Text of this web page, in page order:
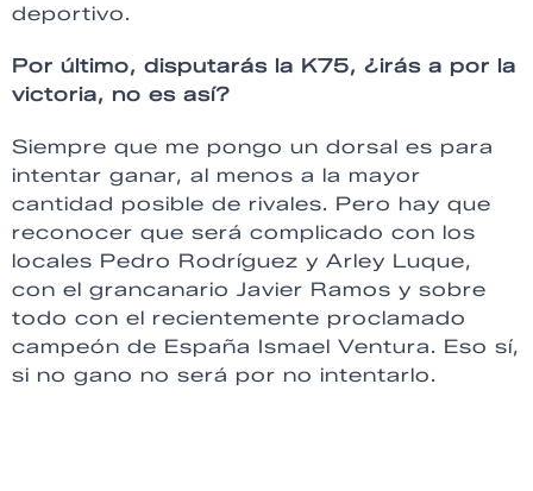
deportivo.
Por último, disputarás la K75, ¿irás a por la
victoria, no es así?
Siempre que me pongo un dorsal es para
intentar ganar, al menos a la mayor
cantidad posible de rivales. Pero hay que
reconocer que será complicado con los
locales Pedro Rodríguez y Arley Luque,
con el grancanario Javier Ramos y sobre
todo con el recientemente proclamado
campeón de España Ismael Ventura. Eso sí,
si no gano no será por no intentarlo.